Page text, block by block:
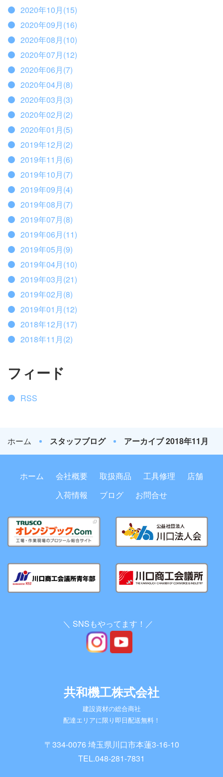
2020年10月(15)
2020年09月(16)
2020年08月(10)
2020年07月(12)
2020年06月(7)
2020年04月(8)
2020年03月(3)
2020年02月(2)
2020年01月(5)
2019年12月(2)
2019年11月(6)
2019年10月(7)
2019年09月(4)
2019年08月(7)
2019年07月(8)
2019年06月(11)
2019年05月(9)
2019年04月(10)
2019年03月(21)
2019年02月(8)
2019年01月(12)
2018年12月(17)
2018年11月(2)
フィード
RSS
ホーム スタッフブログ アーカイブ 2018年11月
ホーム 会社概要 取扱商品 工具修理
店舗
入荷情報
ブログ お問合せ
＼ SNSもやってます！／
共和機工株式会社
建設資材の総合商社
配達エリアに限り即日配送無料！
〒334-0076 埼玉県川口市本蓮3-16-10
TEL.048-281-7831